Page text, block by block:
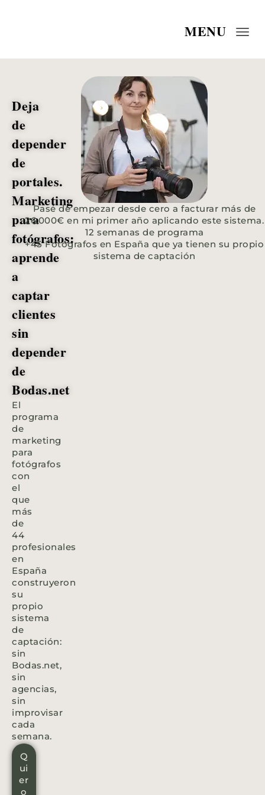
MENU
Deja
de
depender
de
portales.
Marketing
para
fotógrafos:
aprende
a
captar
clientes
sin
depender
de
Bodas.net
El
programa
de
marketing
para
fotógrafos
con
el
que
más
de
44
profesionales
en
España
construyeron
su
propio
sistema
de
captación:
sin
Bodas.net,
sin
agencias,
sin
improvisar
cada
semana.
Q
ui
er
o
Pasé de empezar desde cero a facturar más de
26.000€ en mi primer año aplicando este sistema.
12 semanas de programa
+45 Fotógrafos en España que ya tienen su propio
sistema de captación